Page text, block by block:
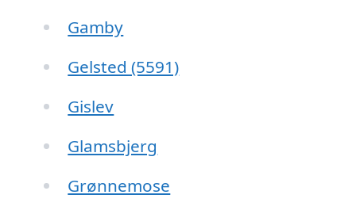
Gamby
Gelsted (5591)
Gislev
Glamsbjerg
Grønnemose